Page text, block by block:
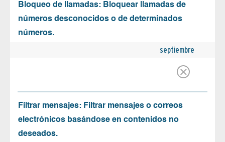
Bloqueo de llamadas: Bloquear llamadas de
números desconocidos o de determinados
números.
septiembre
Filtrar mensajes: Filtrar mensajes o correos
electrónicos basándose en contenidos no
deseados.